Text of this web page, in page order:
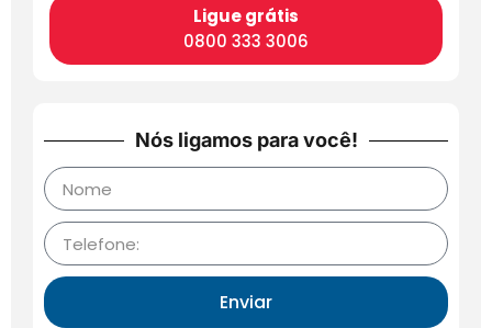
Ligue grátis
0800 333 3006
Nós ligamos para você!
Enviar